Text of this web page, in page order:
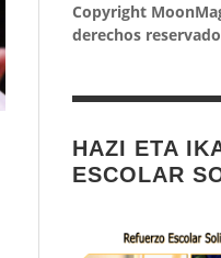
Copyright
derechos
HAZI ETA
ESCOLAR